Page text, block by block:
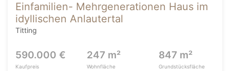
Einfamilien- Mehrgenerationen Haus im
idyllischen Anlautertal
Titting
590.000 €
Kaufpreis
247 m²
Wohnfläche
847 m²
Grundstücksfläche